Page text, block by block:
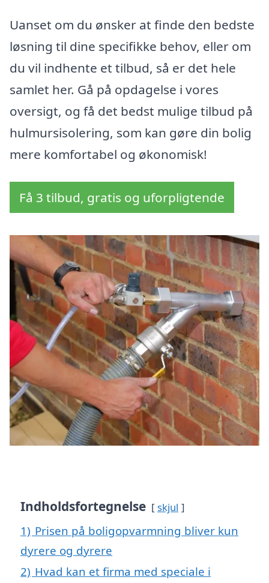
Uanset om du ønsker at finde den bedste
løsning til dine specifikke behov, eller om
du vil indhente et tilbud, så er det hele
samlet her. Gå på opdagelse i vores
oversigt, og få det bedst mulige tilbud på
hulmursisolering, som kan gøre din bolig
mere komfortabel og økonomisk!
Få 3 tilbud, gratis og uforpligtende
Indholdsfortegnelse skjul
1) Prisen på boligopvarmning bliver kun
dyrere og dyrere
2) Hvad kan et firma med speciale i